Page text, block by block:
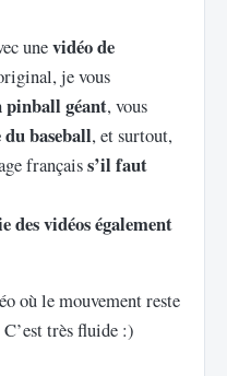
unevidéo de
je vous
pinball géant, vous
baseball, et surtout,
françaiss’il faut
des vidéos également
où le mouvement reste
très fluide :)